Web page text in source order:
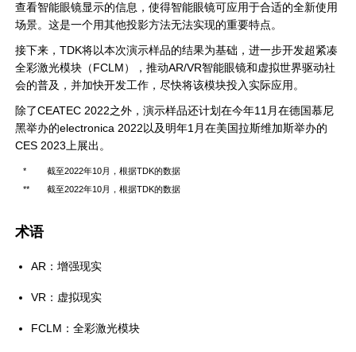
查看智能眼镜显示的信息，使得智能眼镜可应用于合适的全新使用
场景。这是一个用其他投影方法无法实现的重要特点。
接下来，TDK将以本次演示样品的结果为基础，进一步开发超紧凑
全彩激光模块（FCLM），推动AR/VR智能眼镜和虚拟世界驱动社
会的普及，并加快开发工作，尽快将该模块投入实际应用。
除了CEATEC 2022之外，演示样品还计划在今年11月在德国慕尼
黑举办的electronica 2022以及明年1月在美国拉斯维加斯举办的
CES 2023上展出。
*
截至2022年10月，根据TDK的数据
**
截至2022年10月，根据TDK的数据
术语
AR：增强现实
VR：虚拟现实
FCLM：全彩激光模块